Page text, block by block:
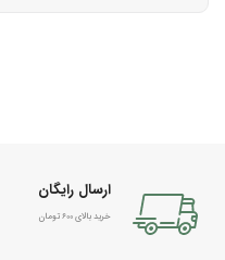
ارسال رایگان
خرید بالای 600 تومان